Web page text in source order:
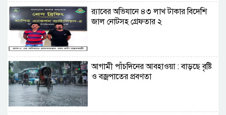
র‌্যাবের অভিযানে ৪৩ লাখ টাকার বিদেশি
জাল নোটসহ গ্রেফতার ২
আগামী পাঁচদিনের আবহাওয়া : বাড়ছে বৃষ্টি
ও বজ্রপাতের প্রবণতা